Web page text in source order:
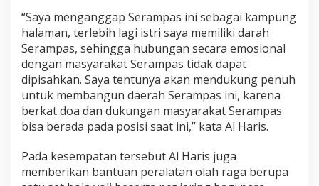
“Saya menganggap Serampas ini sebagai kampung
halaman, terlebih lagi istri saya memiliki darah
Serampas, sehingga hubungan secara emosional
dengan masyarakat Serampas tidak dapat
dipisahkan. Saya tentunya akan mendukung penuh
untuk membangun daerah Serampas ini, karena
berkat doa dan dukungan masyarakat Serampas
bisa berada pada posisi saat ini,” kata Al Haris.
Pada kesempatan tersebut Al Haris juga
memberikan bantuan peralatan olah raga berupa